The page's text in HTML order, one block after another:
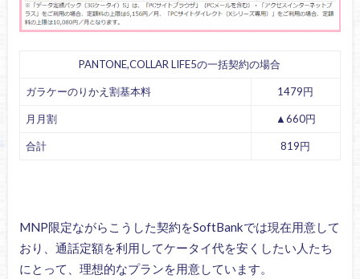
PANTONE,COLLAR LIFE5の一括契約の場合
ガラケーのりかえ割基本料 1479円
月月割 ▲660円
合計 819円
MNP限定ながらこうした契約をSoftBankでは現在用意して
おり、通話定額を利用してケータイ代を安くしたい人たち
にとって、理想的なプランを用意しています。